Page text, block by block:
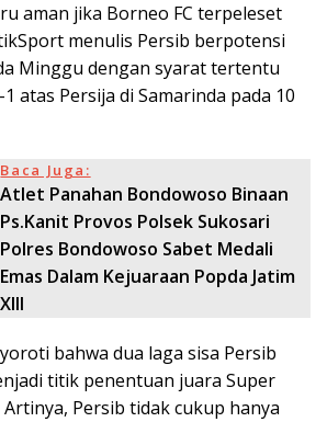
aman jika Borneo FC terpeleset
menulis Persib berpotensi
Minggu dengan syarat tertentu
atas Persija di Samarinda pada 10
Baca Juga:
Atlet Panahan Bondowoso Binaan
Ps.Kanit Provos Polsek Sukosari
Polres Bondowoso Sabet Medali
Emas Dalam Kejuaraan Popda Jatim
XIII
bahwa dua laga sisa Persib
titik penentuan juara Super
Persib tidak cukup hanya